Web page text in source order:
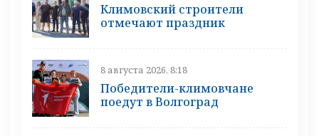
Климовский строители
отмечают праздник
8 августа 2026, 8:18
Победители-климовчане
поедут в Волгоград